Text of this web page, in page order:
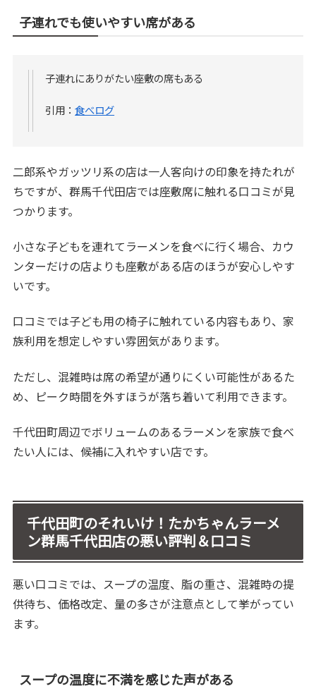
子連れでも使いやすい席がある
子連れにありがたい座敷の席もある
引用：食べログ
二郎系やガッツリ系の店は一人客向けの印象を持たれが
ちですが、群馬千代田店では座敷席に触れる口コミが見
つかります。
小さな子どもを連れてラーメンを食べに行く場合、カウ
ンターだけの店よりも座敷がある店のほうが安心しやす
いです。
口コミでは子ども用の椅子に触れている内容もあり、家
族利用を想定しやすい雰囲気があります。
ただし、混雑時は席の希望が通りにくい可能性があるた
め、ピーク時間を外すほうが落ち着いて利用できます。
千代田町周辺でボリュームのあるラーメンを家族で食べ
たい人には、候補に入れやすい店です。
千代田町のそれいけ！たかちゃんラーメ
ン群馬千代田店の悪い評判＆口コミ
悪い口コミでは、スープの温度、脂の重さ、混雑時の提
供待ち、価格改定、量の多さが注意点として挙がってい
ます。
スープの温度に不満を感じた声がある